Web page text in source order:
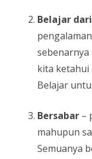
Belajar
kita ketahui
Belajar
Bersabar –
mahupun
Semuanya